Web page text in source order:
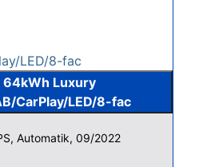
64kWh Luxury
CarPlay/LED/8-fac
Automatik, 09/2022